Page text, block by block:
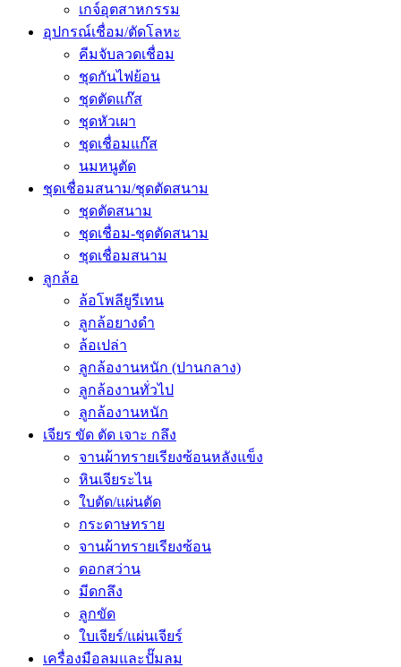
เกจ์อุตสาหกรรม
อุปกรณ์เชื่อม/ตัดโลหะ
คีมจับลวดเชื่อม
ชุดกันไฟย้อน
ชุดตัดแก๊ส
ชุดหัวเผา
ชุดเชื่อมแก๊ส
นมหนูตัด
ชุดเชื่อมสนาม/ชุดตัดสนาม
ชุดตัดสนาม
ชุดเชื่อม-ชุดตัดสนาม
ชุดเชื่อมสนาม
ลูกล้อ
ล้อโพลียูรีเทน
ลูกล้อยางดำ
ล้อเปล่า
ลูกล้องานหนัก (ปานกลาง)
ลูกล้องานทั่วไป
ลูกล้องานหนัก
เจียร ขัด ตัด เจาะ กลึง
จานผ้าทรายเรียงซ้อนหลังแข็ง
หินเจียระไน
ใบตัด/แผ่นตัด
กระดาษทราย
จานผ้าทรายเรียงซ้อน
ดอกสว่าน
มีดกลึง
ลูกขัด
ใบเจียร์/แผ่นเจียร์
เครื่องมือลมและปั๊มลม